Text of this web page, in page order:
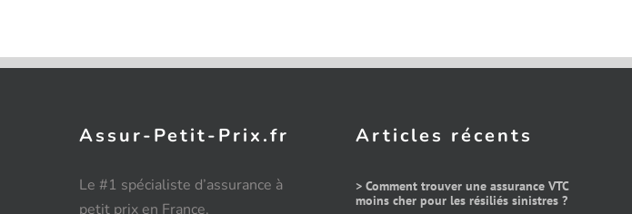
Assur-Petit-Prix.fr
Le #1 spécialiste d’assurance à
petit prix en France.
Articles récents
> Comment trouver une assurance VTC
moins cher pour les résiliés sinistres ?